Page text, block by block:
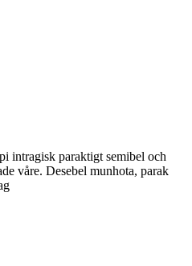
intragisk paraktigt semibel och
våre. Desebel munhota, parak